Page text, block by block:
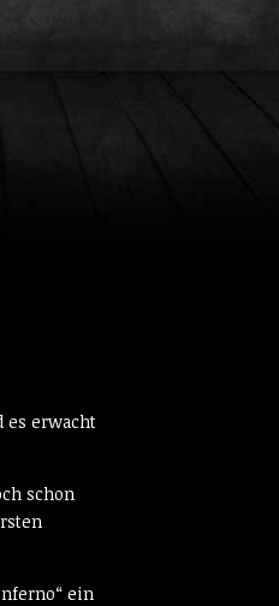
es erwacht
schon
ein